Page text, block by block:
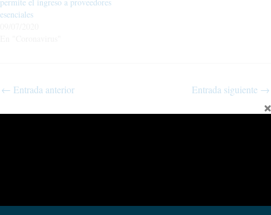
esenciales
← Entrada anterior Entrada siguiente →